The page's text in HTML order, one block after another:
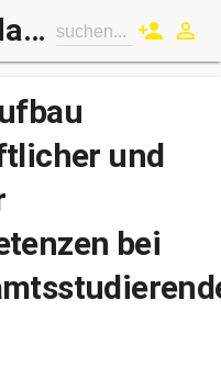
Informatikdidaktik-Wiki suchen... person_add perm_identity
und
bei